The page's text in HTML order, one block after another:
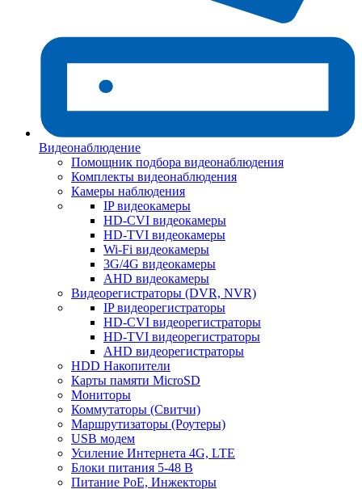
Видеонаблюдение
Помощник подбора видеонаблюдения
Комплекты видеонаблюдения
Камеры наблюдения
IP видеокамеры
HD-CVI видеокамеры
HD-TVI видеокамеры
Wi-Fi видеокамеры
3G/4G видеокамеры
AHD видеокамеры
Видеорегистраторы (DVR, NVR)
IP видеорегистраторы
HD-CVI видеорегистраторы
HD-TVI видеорегистраторы
AHD видеорегистраторы
HDD Накопители
Карты памяти MicroSD
Мониторы
Коммутаторы (Свитчи)
Маршрутизаторы (Роутеры)
USB модем
Усиление Интернета 4G, LTE
Блоки питания 5-48 В
Питание PoE, Инжекторы